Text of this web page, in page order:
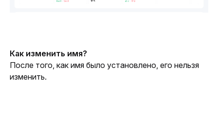
Как изменить имя?
После того, как имя было установлено, его нельзя
изменить.